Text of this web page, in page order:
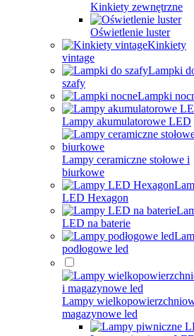
Kinkiety zewnętrzne
Oświetlenie luster
Kinkiety
vintage
Lampki
szafy
Lampki
Lampy akumulatorowe LED
Lampy ceramiczne stołowe i
biurkowe
LED Hexagon
LED na baterie
podłogowe led
Lampy
magazynowe led